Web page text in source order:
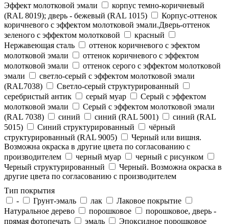
Эффект молотковой эмали
корпус темно-коричневый
(RAL 8019); дверь - бежевый (RAL 1015)
Корпус-оттенок
коричневого с эффектом молотковой эмали.Дверь-оттенок
зеленого с эффектом молотковой
красный
Нержавеющая сталь
оттенок коричневого с эфектом
молотковой эмали
оттенок коричневого с эффектом
молотковой эмали
оттенок серого с эффектом молотковой
эмали
светло-серый с эффектом молотковой эмали
(RAL7038)
Светло-серый структурированный
серебристый антик
серый муар
Серый с эффектом
молотковой эмали
Серый с эффектом молотковой эмали
(RAL 7038)
синий синий (RAL 5001)
синий (RAL
5015)
Синий структурированный
чёрный
структурированный (RAL 9005)
Черный или вишня.
Возможна окраска в другие цвета по согласованию с
производителем
черный муар
черный с рисунком
Черный структурированный
Черный. Возможна окраска в
другие цвета по согласованию с производителем
Тип покрытия
-
Грунт-эмаль лак
Лаковое покрытие
Натуральное дерево
порошковое
порошковое, дверь -
прямая фотопечать
эмаль Эпоксидное порошковое